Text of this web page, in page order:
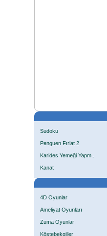
Sudoku
Penguen Fırlat 2
Karides Yemeği Yapm..
Kanat
4D Oyunlar
Ameliyat Oyunları
Zuma Oyunları
Köstebekgiller